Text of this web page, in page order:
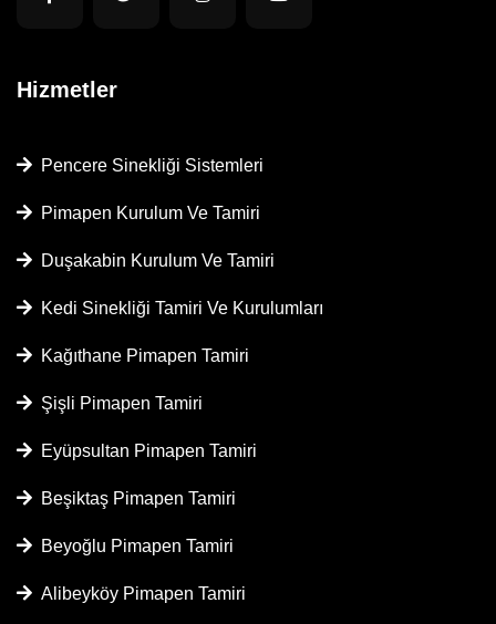
Hizmetler
Pencere Sinekliği Sistemleri
Pimapen Kurulum Ve Tamiri
Duşakabin Kurulum Ve Tamiri
Kedi Sinekliği Tamiri Ve Kurulumları
Kağıthane Pimapen Tamiri
Şişli Pimapen Tamiri
Eyüpsultan Pimapen Tamiri
Beşiktaş Pimapen Tamiri
Beyoğlu Pimapen Tamiri
Alibeyköy Pimapen Tamiri